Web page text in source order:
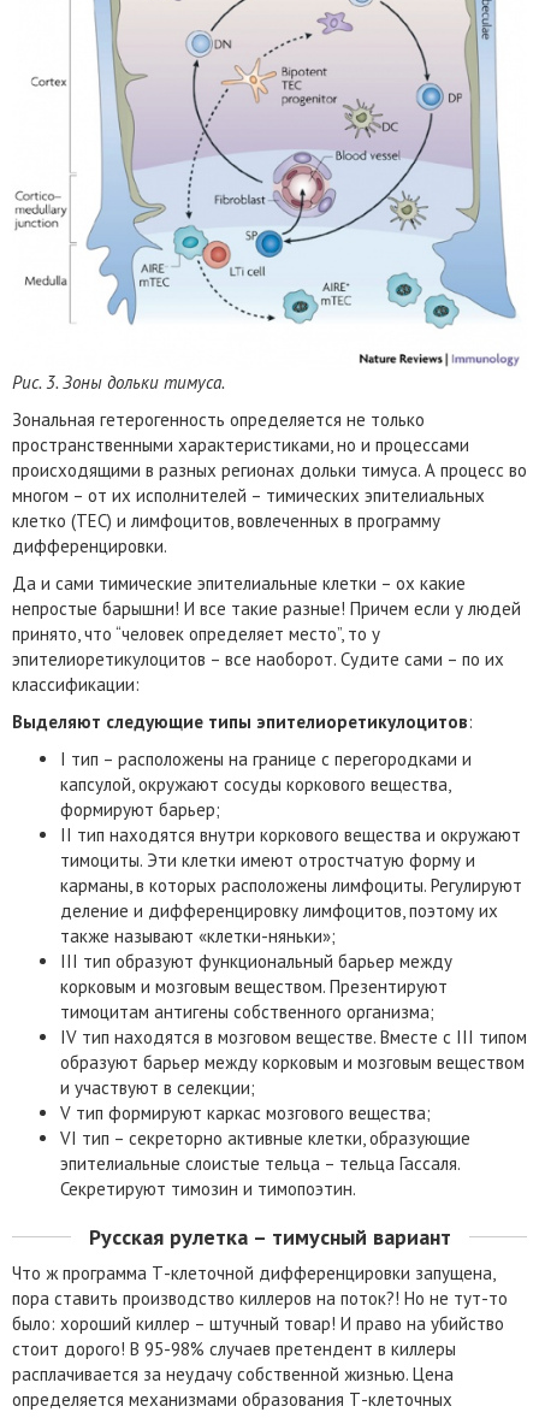
Рис. 3. Зоны дольки тимуса.
Зональная гетерогенность определяется не только
пространственными характеристиками, но и процессами
происходящими в разных регионах дольки тимуса. А процесс во
многом – от их исполнителей – тимических эпителиальных
клетко (ТЕС) и лимфоцитов, вовлеченных в программу
дифференцировки.
Да и сами тимические эпителиальные клетки – ох какие
непростые барышни! И все такие разные! Причем если у людей
принято, что “человек определяет место”, то у
эпителиоретикулоцитов – все наоборот. Судите сами – по их
классификации:
Выделяют следующие типы эпителиоретикулоцитов:
I тип – расположены на границе с перегородками и
капсулой, окружают сосуды коркового вещества,
формируют барьер;
II тип находятся внутри коркового вещества и окружают
тимоциты. Эти клетки имеют отростчатую форму и
карманы, в которых расположены лимфоциты. Регулируют
деление и дифференцировку лимфоцитов, поэтому их
также называют «клетки-няньки»;
III тип образуют функциональный барьер между
корковым и мозговым веществом. Презентируют
тимоцитам антигены собственного организма;
IV тип находятся в мозговом веществе. Вместе с III типом
образуют барьер между корковым и мозговым веществом
и участвуют в селекции;
V тип формируют каркас мозгового вещества;
VI тип – секреторно активные клетки, образующие
эпителиальные слоистые тельца – тельца Гассаля.
Секретируют тимозин и тимопоэтин.
Русская рулетка – тимусный вариант
Что ж программа Т-клеточной дифференцировки запущена,
пора ставить производство киллеров на поток?! Но не тут-то
было: хороший киллер – штучный товар! И право на убийство
стоит дорого! В 95-98% случаев претендент в киллеры
расплачивается за неудачу собственной жизнью. Цена
определяется механизмами образования Т-клеточных